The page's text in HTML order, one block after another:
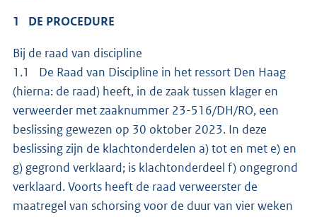
1 DE PROCEDURE
Bij de raad van discipline
1.1 De Raad van Discipline in het ressort Den Haag
(hierna: de raad) heeft, in de zaak tussen klager en
verweerder met zaaknummer 23-516/DH/RO, een
beslissing gewezen op 30 oktober 2023. In deze
beslissing zijn de klachtonderdelen a) tot en met e) en
g) gegrond verklaard; is klachtonderdeel f) ongegrond
verklaard. Voorts heeft de raad verweerster de
maatregel van schorsing voor de duur van vier weken